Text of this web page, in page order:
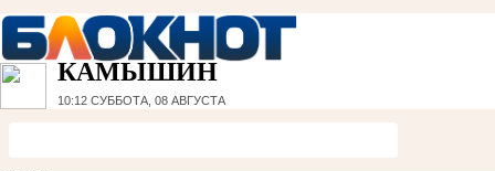
КАМЫШИН
10:12 СУББОТА, 08 АВГУСТА